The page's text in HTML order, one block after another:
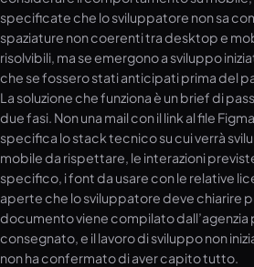
specificate che lo sviluppatore non sa
spaziature non coerenti tra desktop e
risolvibili, ma se emergono a sviluppo
che se fossero stati anticipati prima del
La soluzione che funziona è un brief di
due fasi. Non una mail con il link al file
specifica lo stack tecnico su cui verrà
mobile da rispettare, le interazioni
specifico, i font da usare con le relative
aperte che lo sviluppatore deve chiarire
documento viene compilato dall’agenzia
consegnato, e il lavoro di sviluppo non
non ha confermato di aver capito tutto.